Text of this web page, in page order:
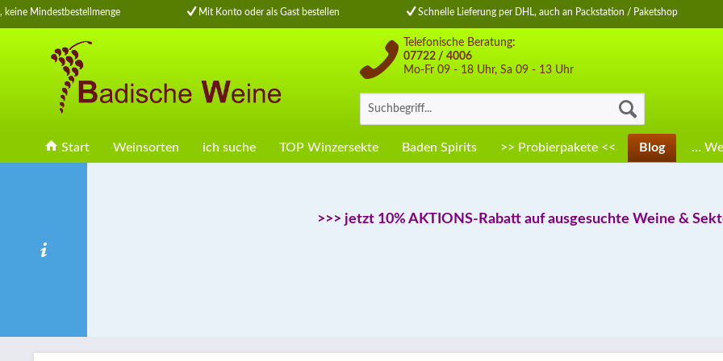
Mindestbestellmenge Mit Konto oder als Gast bestellen Schnelle Lieferung per DHL, auch an Packstation / Paketshop
Telefonische Beratung:
07722 / 4006
Mo-Fr 09 - 18 Uhr, Sa 09 - 13 Uhr
Start Weinsorten ich suche TOP Winzersekte Baden Spirits >> Probierpakete << Blog …
>>> jetzt 10% AKTIONS-Rabatt auf ausgesuchte Weine &